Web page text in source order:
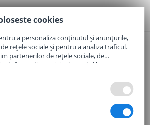
20, Oradea, Jud. Bihor
cookies
a personaliza conținutul și anunțurile,
rețele sociale și pentru a analiza traficul.
partenerilor de rețele sociale, de
informații cu privire la modul în care
le pot combina cu alte informații